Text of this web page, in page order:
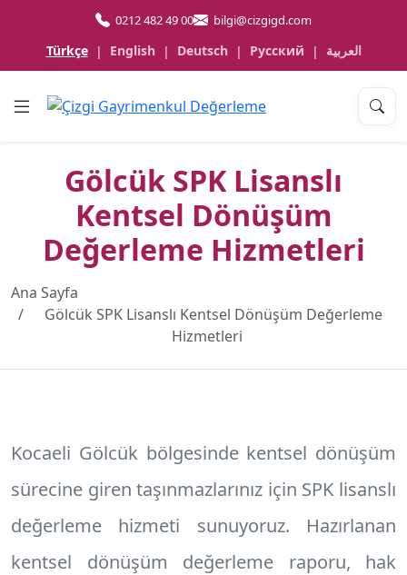
0212 482 49 00 bilgi@cizgigd.com
Türkçe | English | Deutsch | Русский | العربية
Gölcük SPK Lisanslı
Kentsel Dönüşüm
Değerleme Hizmetleri
Ana Sayfa
Gölcük SPK Lisanslı Kentsel Dönüşüm Değerleme
Hizmetleri
Kocaeli Gölcükbölgesinde kentsel dönüşüm
sürecine giren taşınmazlarınız için SPK lisanslı
değerleme hizmeti sunuyoruz. Hazırlanan
kentsel dönüşüm değerleme raporu, hak